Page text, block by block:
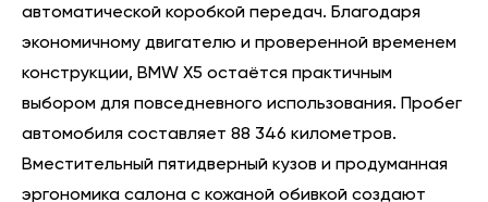
автоматической коробкой передач. Благодаря
экономичному двигателю и проверенной временем
конструкции, BMW X5 остаётся практичным
выбором для повседневного использования. Пробег
автомобиля составляет 88 346 километров.
Вместительный пятидверный кузов и продуманная
эргономика салона с кожаной обивкой создают